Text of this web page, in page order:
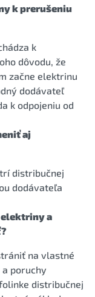
k prerušeniu
k
dôvodu, že
začne elektrinu
dodávateľ
k odpojeniu od
aj
distribučnej
dodávateľa
elektriny a
na vlastné
poruchy
distribučnej